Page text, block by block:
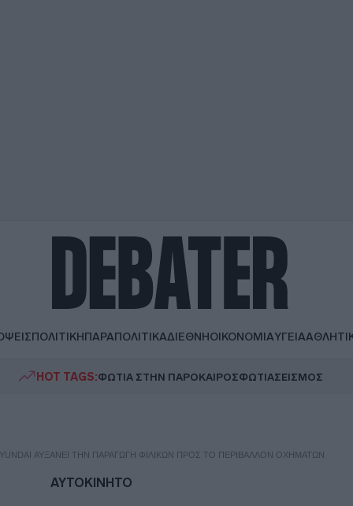
ΠΟΛΙΤΙΚΗΠΑΡΑΠΟΛΙΤΙΚΑΔΙΕΘΝΗΟΙΚΟΝΟΜΙΑΥΓΕΙΑ
HOT TAGS:ΦΩΤΙΑ ΣΤΗΝ ΠΑΡΟΚΑΙΡΟΣΦΩΤΙΑΣΕΙΣΜΟΣ
ΑΥΞΆΝΕΙ ΤΗΝ ΠΑΡΑΓΩΓΉ ΦΙΛΙΚΏΝ ΠΡΟΣ ΤΟ ΠΕΡΙΒΆΛΛΟΝ ΟΧΗΜΆΤΩΝ
ΑΥΤΟΚΙΝΗΤΟ